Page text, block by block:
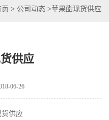
> 公司动态 >苹果酯现货供应
供应
06-26
货供应